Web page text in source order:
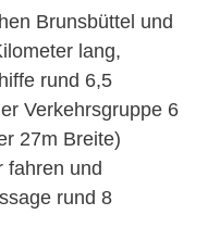
Brunsbüttel und
lang,
rund 6,5
Verkehrsgruppe 6
27m Breite)
fahren und
rund 8